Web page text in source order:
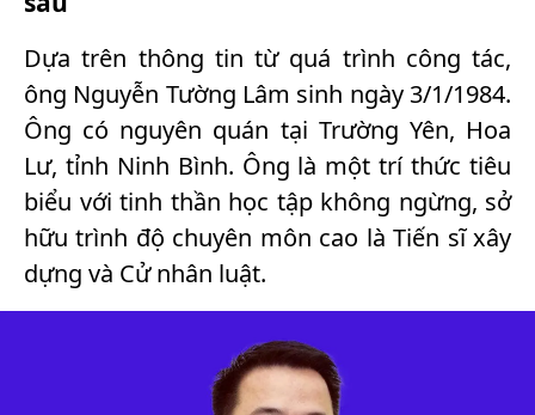
Dựa trên thông tin từ quá trình công tác,
ông Nguyễn Tường Lâm sinh ngày 3/1/1984.
Ông có nguyên quán tại Trường Yên, Hoa
Lư, tỉnh Ninh Bình. Ông là một trí thức tiêu
biểu với tinh thần học tập không ngừng, sở
hữu trình độ chuyên môn cao là Tiến sĩ xây
dựng và Cử nhân luật.